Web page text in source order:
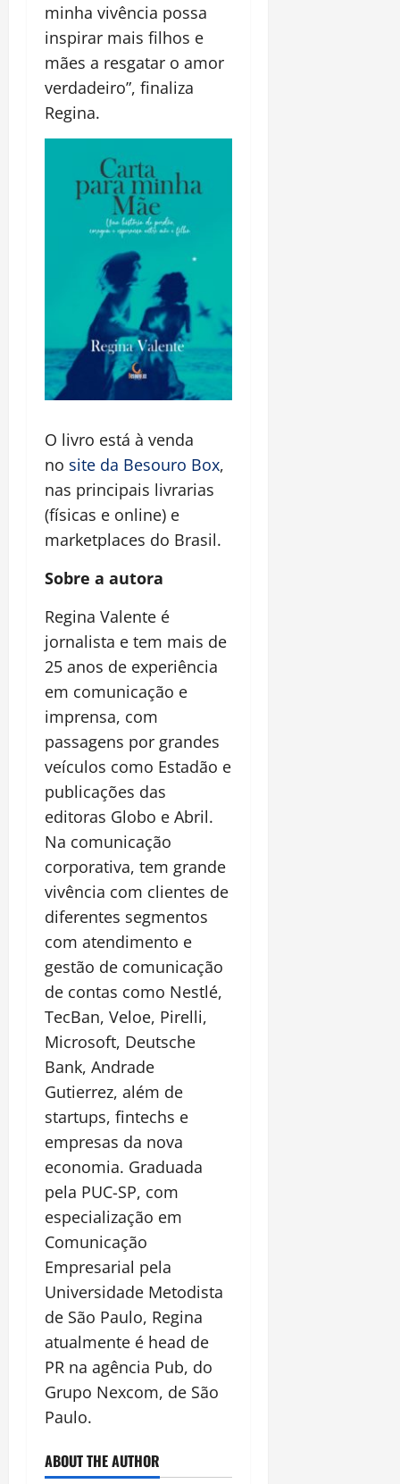
minha vivência possa
inspirar mais filhos e
mães a resgatar o amor
verdadeiro”, finaliza
Regina.
O livro está à venda
no site da Besouro Box,
nas principais livrarias
(físicas e online) e
marketplaces do Brasil.
Sobre a autora
Regina Valente é
jornalista e tem mais de
25 anos de experiência
em comunicação e
imprensa, com
passagens por grandes
veículos como Estadão e
publicações das
editoras Globo e Abril.
Na comunicação
corporativa, tem grande
vivência com clientes de
diferentes segmentos
com atendimento e
gestão de comunicação
de contas como Nestlé,
TecBan, Veloe, Pirelli,
Microsoft, Deutsche
Bank, Andrade
Gutierrez, além de
startups, fintechs e
empresas da nova
economia. Graduada
pela PUC-SP, com
especialização em
Comunicação
Empresarial pela
Universidade Metodista
de São Paulo, Regina
atualmente é head de
PR na agência Pub, do
Grupo Nexcom, de São
Paulo.
ABOUT THE AUTHOR